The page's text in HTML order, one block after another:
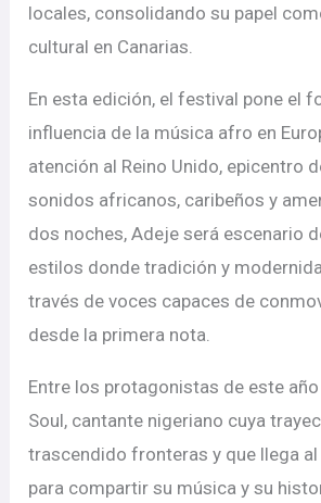
locales, consolidando su papel
cultural en Canarias.
En esta edición, el festival pone el
influencia de la música afro en
atención al Reino Unido, epicentro
sonidos africanos, caribeños y
dos noches, Adeje será escenario
estilos donde tradición y
través de voces capaces de
desde la primera nota.
Entre los protagonistas de este
Soul, cantante nigeriano cuya
trascendido fronteras y que llega
para compartir su música y su